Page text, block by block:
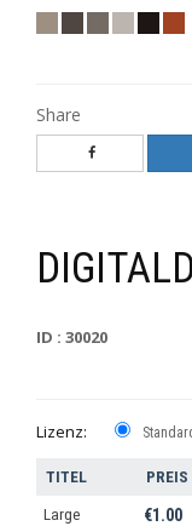
Share
ID : 30020
Lizenz:
TITEL PREIS
Large €1.00